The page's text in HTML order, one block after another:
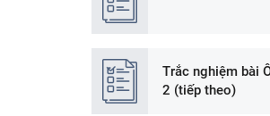
Trắc nghiệm bài
2 (tiếp theo)